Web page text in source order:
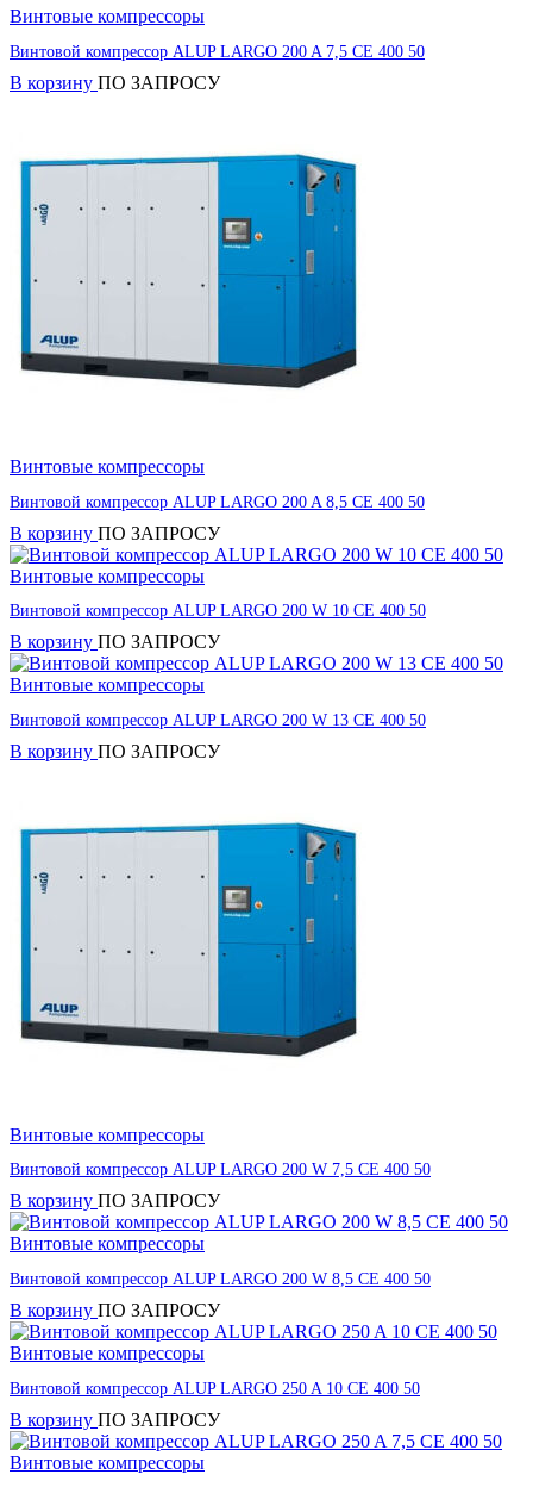
Винтовые компрессоры
Винтовой компрессор ALUP LARGO 200 A 7,5 CE 400 50
В корзину ПО ЗАПРОСУ
Винтовые компрессоры
Винтовой компрессор ALUP LARGO 200 A 8,5 CE 400 50
В корзину ПО ЗАПРОСУ
Винтовые компрессоры
Винтовой компрессор ALUP LARGO 200 W 10 CE 400 50
В корзину ПО ЗАПРОСУ
Винтовые компрессоры
Винтовой компрессор ALUP LARGO 200 W 13 CE 400 50
В корзину ПО ЗАПРОСУ
Винтовые компрессоры
Винтовой компрессор ALUP LARGO 200 W 7,5 CE 400 50
В корзину ПО ЗАПРОСУ
Винтовые компрессоры
Винтовой компрессор ALUP LARGO 200 W 8,5 CE 400 50
В корзину ПО ЗАПРОСУ
Винтовые компрессоры
Винтовой компрессор ALUP LARGO 250 A 10 CE 400 50
В корзину ПО ЗАПРОСУ
Винтовые компрессоры